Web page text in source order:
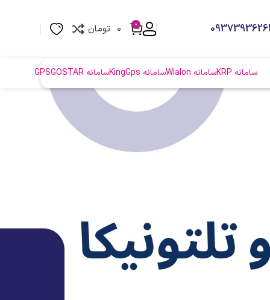
0
0 تومان
سامانه KRP سامانه Wialon سامانه KingGps سامانه GPSGOSTAR